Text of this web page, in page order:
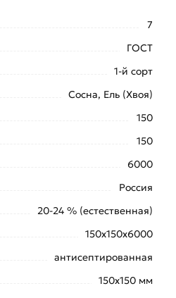
7
ГОСТ
1-й сорт
Сосна, Ель (Хвоя)
150
150
6000
Россия
20-24 % (естественная)
150х150х6000
антисептированная
150х150 мм